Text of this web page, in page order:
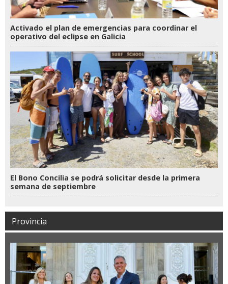
Activado el plan de emergencias para coordinar el
operativo del eclipse en Galicia
El Bono Concilia se podrá solicitar desde la primera
semana de septiembre
Provincia